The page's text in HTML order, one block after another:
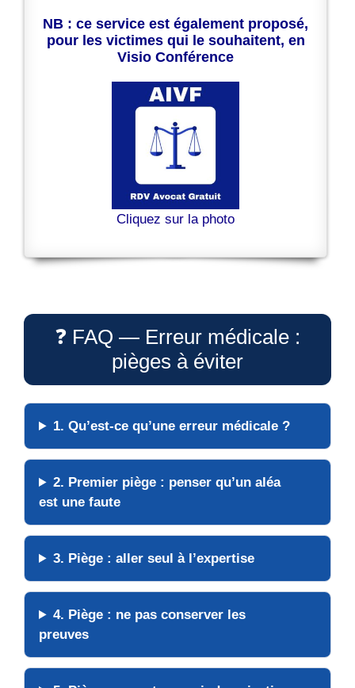
NB : ce service est également proposé,
pour les victimes qui le souhaitent, en
Visio Conférence
Cliquez sur la photo
❓ FAQ — Erreur médicale :
pièges à éviter
1. Qu’est-ce qu’uneerreur médicale ?
2. Premier piège : penser qu’un aléa
est une faute
3. Piège :aller seul à l’expertise
4. Piège : ne pas conserver les
preuves